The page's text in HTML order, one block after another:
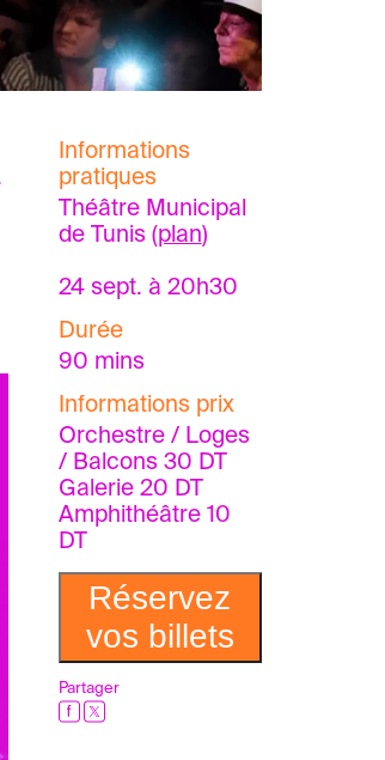
Informations
pratiques
Théâtre Municipal
de Tunis (plan)
24 sept. à 20h30
Durée
90 mins
Informations prix
Orchestre / Loges
/ Balcons 30 DT
Galerie 20 DT
Amphithéâtre 10
DT
Réservez
vos billets
Partager